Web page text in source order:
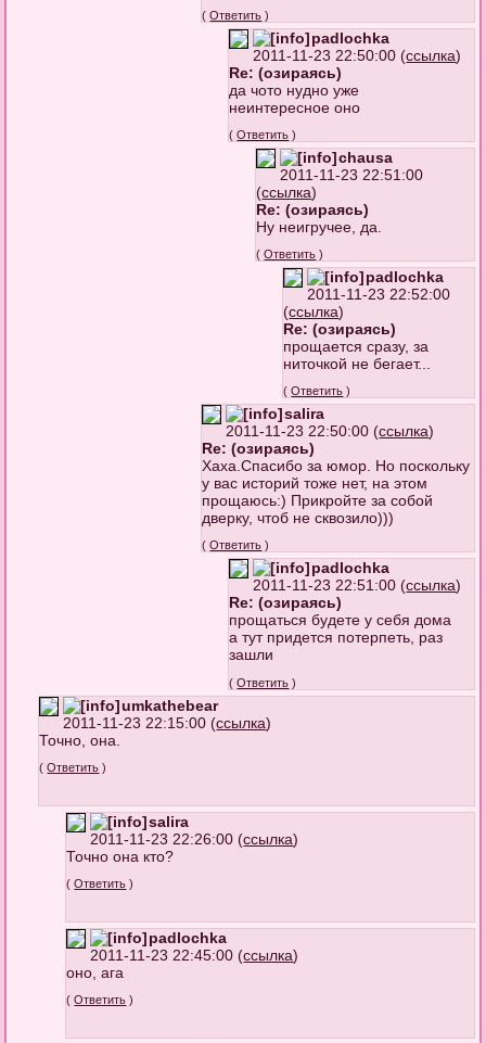
(Ответить )
padlochka
2011-11-23 22:50:00 (ссылка)
Re: (озираясь)
да чото нудно уже
неинтересное оно
(Ответить )
chausa
2011-11-23 22:51:00
(ссылка)
Re: (озираясь)
Ну неигручее, да.
(Ответить )
padlochka
2011-11-23 22:52:00
(ссылка)
Re: (озираясь)
прощается сразу, за
ниточкой не бегает...
(Ответить )
salira
2011-11-23 22:50:00 (ссылка)
Re: (озираясь)
Хаха.Спасибо за юмор. Но поскольку
у вас историй тоже нет, на этом
прощаюсь:) Прикройте за собой
дверку, чтоб не сквозило)))
(Ответить )
padlochka
2011-11-23 22:51:00 (ссылка)
Re: (озираясь)
прощаться будете у себя дома
а тут придется потерпеть, раз
зашли
(Ответить )
umkathebear
2011-11-23 22:15:00 (ссылка)
Точно, она.
(Ответить )
salira
2011-11-23 22:26:00 (ссылка)
Точно она кто?
(Ответить )
padlochka
2011-11-23 22:45:00 (ссылка)
оно, ага
(Ответить )